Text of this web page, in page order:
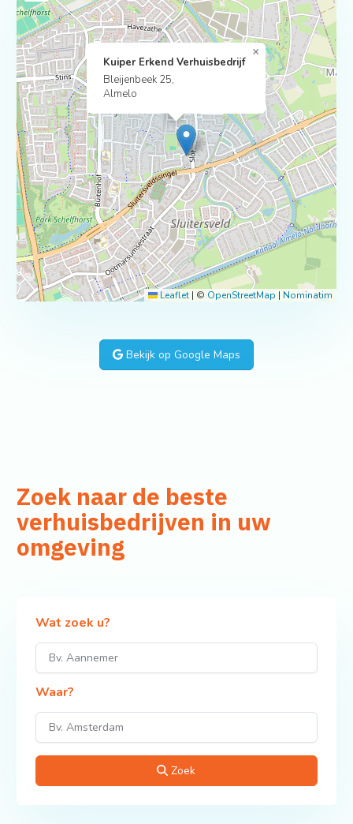
Kuiper Erkend Verhuisbedrijf
Bleijenbeek 25,
Almelo
×
Leaflet | © OpenStreetMap | Nominatim
Bekijk op Google Maps
Zoek naar de beste
verhuisbedrijven in uw
omgeving
Wat zoek u?
Waar?
Zoek